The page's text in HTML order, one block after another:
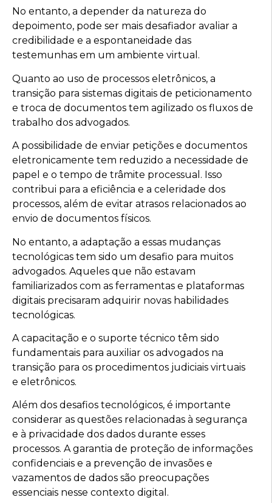
No entanto, a depender da natureza do
depoimento, pode ser mais desafiador avaliar a
credibilidade e a espontaneidade das
testemunhas em um ambiente virtual.
Quanto ao uso de processos eletrônicos, a
transição para sistemas digitais de peticionamento
e troca de documentos tem agilizado os fluxos de
trabalho dos advogados.
A possibilidade de enviar petições e documentos
eletronicamente tem reduzido a necessidade de
papel e o tempo de trâmite processual. Isso
contribui para a eficiência e a celeridade dos
processos, além de evitar atrasos relacionados ao
envio de documentos físicos.
No entanto, a adaptação a essas mudanças
tecnológicas tem sido um desafio para muitos
advogados. Aqueles que não estavam
familiarizados com as ferramentas e plataformas
digitais precisaram adquirir novas habilidades
tecnológicas.
A capacitação e o suporte técnico têm sido
fundamentais para auxiliar os advogados na
transição para os procedimentos judiciais virtuais
e eletrônicos.
Além dos desafios tecnológicos, é importante
considerar as questões relacionadas à segurança
e à privacidade dos dados durante esses
processos. A garantia de proteção de informações
confidenciais e a prevenção de invasões e
vazamentos de dados são preocupações
essenciais nesse contexto digital.